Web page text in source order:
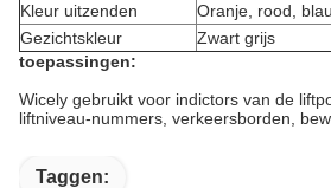
Kleur uitzenden
Oranje, rood,
Gezichtskleur
Zwart grijs
toepassingen:
Wicely gebruikt voor indictors van de
liftniveau-nummers, verkeersborden,
Taggen: